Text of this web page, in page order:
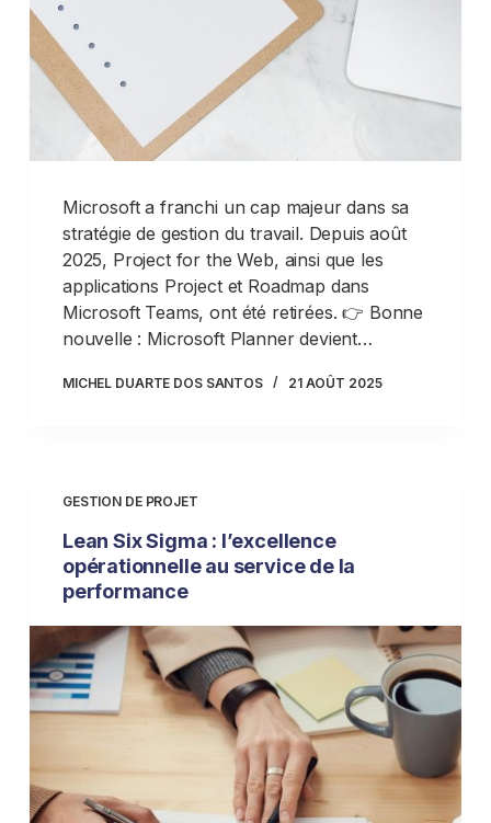
Microsoft a franchi un cap majeur dans sa
stratégie de gestion du travail. Depuis août
2025, Project for the Web, ainsi que les
applications Project et Roadmap dans
Microsoft Teams, ont été retirées. 👉 Bonne
nouvelle : Microsoft Planner devient…
MICHEL DUARTE DOS SANTOS 21 AOÛT 2025
GESTION DE PROJET
Lean Six Sigma : l’excellence
opérationnelle au service de la
performance